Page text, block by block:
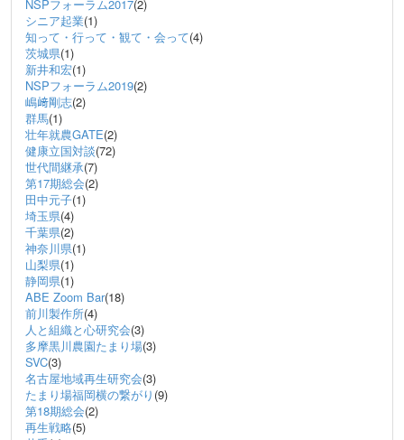
NSPフォーラム2017(2)
シニア起業(1)
知って・行って・観て・会って(4)
茨城県(1)
新井和宏(1)
NSPフォーラム2019(2)
嶋﨑剛志(2)
群馬(1)
壮年就農GATE(2)
健康立国対談(72)
世代間継承(7)
第17期総会(2)
田中元子(1)
埼玉県(4)
千葉県(2)
神奈川県(1)
山梨県(1)
静岡県(1)
ABE Zoom Bar(18)
前川製作所(4)
人と組織と心研究会(3)
多摩黒川農園たまり場(3)
SVC(3)
名古屋地域再生研究会(3)
たまり場福岡横の繋がり (9)
第18期総会(2)
再生戦略(5)